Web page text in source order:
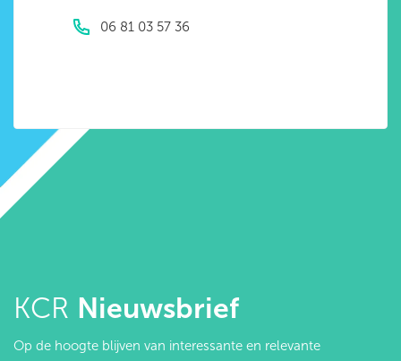
06 81 03 57 36
KCR Nieuwsbrief
Op de hoogte blijven van interessante en relevante